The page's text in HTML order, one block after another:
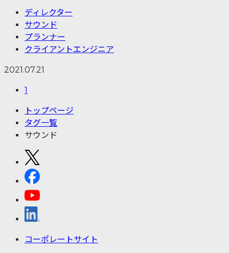
ディレクター
サウンド
プランナー
クライアントエンジニア
2021.07.21
1
トップページ
タグ一覧
サウンド
コーポレートサイト